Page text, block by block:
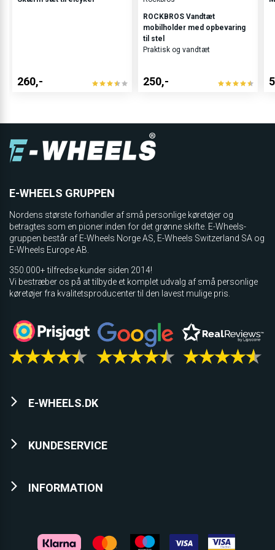
260,-
ROCKBROS Vandtæt
mobilholder med opbevaring
til stel
Praktisk og vandtæt
250,-
E-WHEELS GRUPPEN
Nordens største forhandler af små personlige køretøjer og
betragtes som en pioner inden for det grønne skifte. E-Wheels-
gruppen består af E-Wheels Norge AS, E­-Wheels Switzerland SA og
E-Wheels Europe AB.
350.000+ tilfredse kunder siden 2014!
Vi bestræber os på at tilbyde et komplet udvalg af små personlige
køretøjer fra kvalitetsproducenter til den lavest mulige pris.
E-WHEELS.DK
KUNDESERVICE
INFORMATION